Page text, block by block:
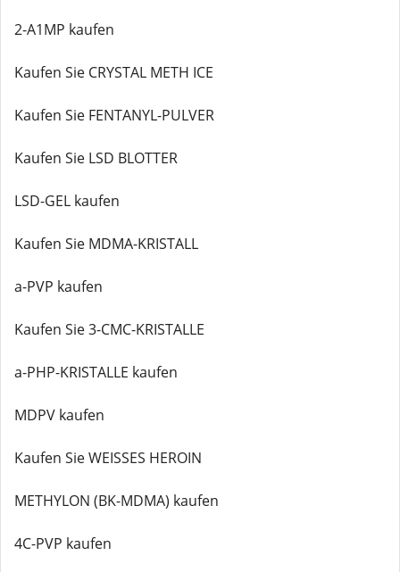
2-A1MP kaufen
Kaufen Sie CRYSTAL METH ICE
Kaufen Sie FENTANYL-PULVER
Kaufen Sie LSD BLOTTER
LSD-GEL kaufen
Kaufen Sie MDMA-KRISTALL
a-PVP kaufen
Kaufen Sie 3-CMC-KRISTALLE
a-PHP-KRISTALLE kaufen
MDPV kaufen
Kaufen Sie WEISSES HEROIN
METHYLON (BK-MDMA) kaufen
4C-PVP kaufen